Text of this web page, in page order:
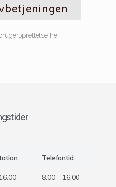
her
Telefontid
8.00 – 16.00